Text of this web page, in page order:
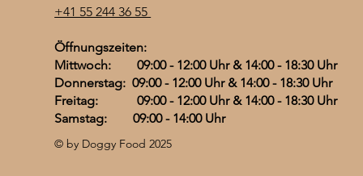
+41 55 244 36 55
Öffnungszeiten:
Mittwoch: 09:00 - 12:00 Uhr & 14:00 - 18:30 Uhr
Donnerstag: 09:00 - 12:00 Uhr & 14:00 - 18:30 Uhr
Freitag: 09:00 - 12:00 Uhr & 14:00 - 18:30 Uhr
Samstag: 09:00 - 14:00 Uhr
© by Doggy Food 2025